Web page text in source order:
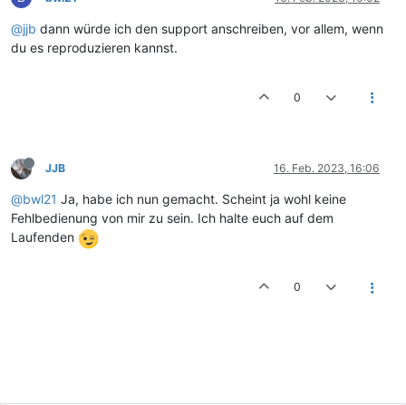
@jjb dann würde ich den support anschreiben, vor allem, wenn
du es reproduzieren kannst.
0
JJB 16. Feb. 2023, 16:06
@bwl21 Ja, habe ich nun gemacht. Scheint ja wohl keine
Fehlbedienung von mir zu sein. Ich halte euch auf dem
Laufenden
0